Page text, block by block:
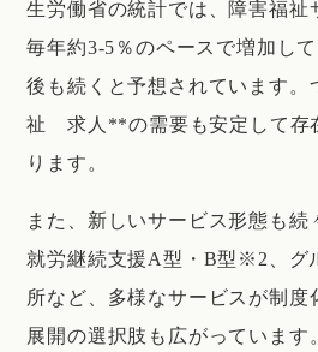
生労働省の統計では、障害福祉
毎年約3-5％のペースで増加し
後も続くと予想されています
祉 求人**の需要も安定して存
ります。
また、新しいサービス形態も続
就労継続支援A型・B型※2、グ
所など、多様なサービスが制度
展開の選択肢も広がっています